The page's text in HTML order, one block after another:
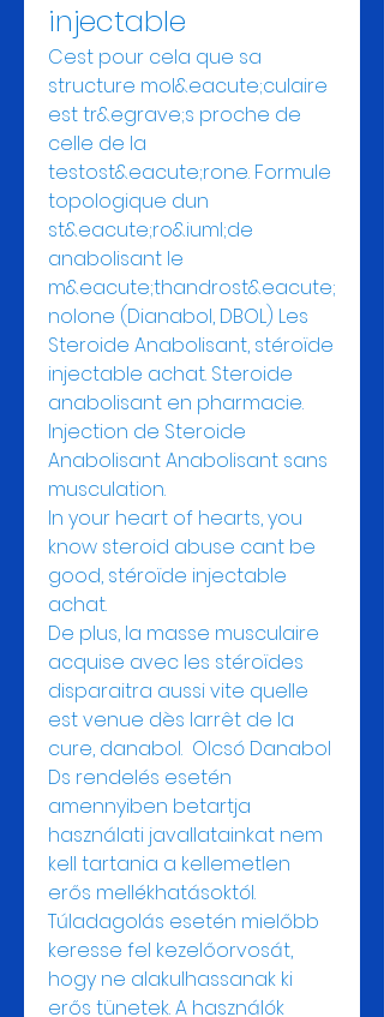
injectable
Cest pour cela que sa
structure mol&eacute;culaire
est tr&egrave;s proche de
celle de la
testost&eacute;rone. Formule
topologique dun
st&eacute;ro&iuml;de
anabolisant le
m&eacute;thandrost&eacute;
nolone (Dianabol, DBOL) Les
Steroide Anabolisant, stéroïde
injectable achat. Steroide
anabolisant en pharmacie.
Injection de Steroide
Anabolisant Anabolisant sans
musculation.
In your heart of hearts, you
know steroid abuse cant be
good, stéroïde injectable
achat.
De plus, la masse musculaire
acquise avec les stéroïdes
disparaitra aussi vite quelle
est venue dès larrêt de la
cure, danabol.  Olcsó Danabol
Ds rendelés esetén
amennyiben betartja
használati javallatainkat nem
kell tartania a kellemetlen
erős mellékhatásoktól.
Túladagolás esetén mielőbb
keresse fel kezelőorvosát,
hogy ne alakulhassanak ki
erős tünetek. A használók